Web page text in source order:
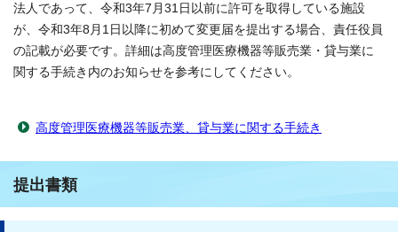
法人であって、令和3年7月31日以前に許可を取得している施設
が、令和3年8月1日以降に初めて変更届を提出する場合、責任役員
の記載が必要です。詳細は高度管理医療機器等販売業・貸与業に
関する手続き内のお知らせを参考にしてください。
高度管理医療機器等販売業、貸与業に関する手続き
提出書類